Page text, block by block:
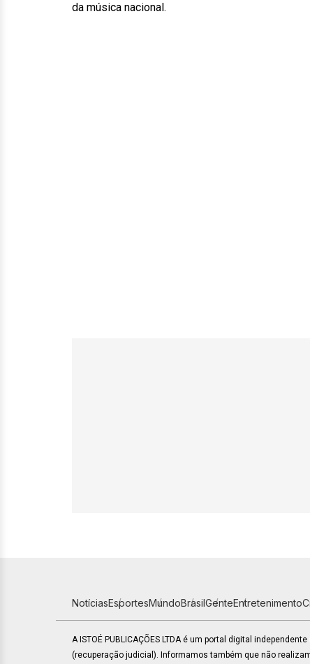
da música nacional.
NotíciasEsportesMundoBrasilGenteEntretenimento
A ISTOÉ PUBLICAÇÕES LTDA é um portal digital
(recuperação judicial). Informamos também que não